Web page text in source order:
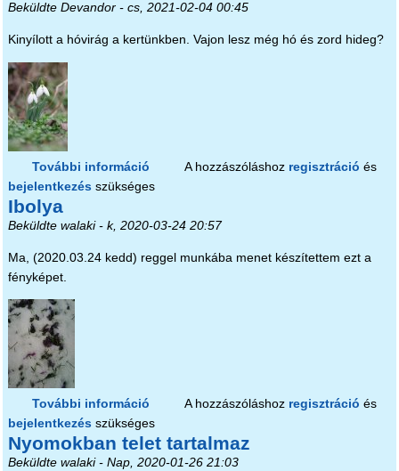
Beküldte Devandor- cs, 2021-02-04 00:45
Kinyílott a hóvirág a kertünkben. Vajon lesz még hó és zord hideg?
További információ Kinyílott tartalommal kapcsolatosan
A hozzászóláshoz regisztráció és
bejelentkezés szükséges
Ibolya
Beküldte walaki- k, 2020-03-24 20:57
Ma, (2020.03.24 kedd) reggel munkába menet készítettem ezt a
fényképet.
További információ Ibolya tartalommal kapcsolatosan
A hozzászóláshoz regisztráció és
bejelentkezés szükséges
Nyomokban telet tartalmaz
Beküldte walaki- Nap, 2020-01-26 21:03